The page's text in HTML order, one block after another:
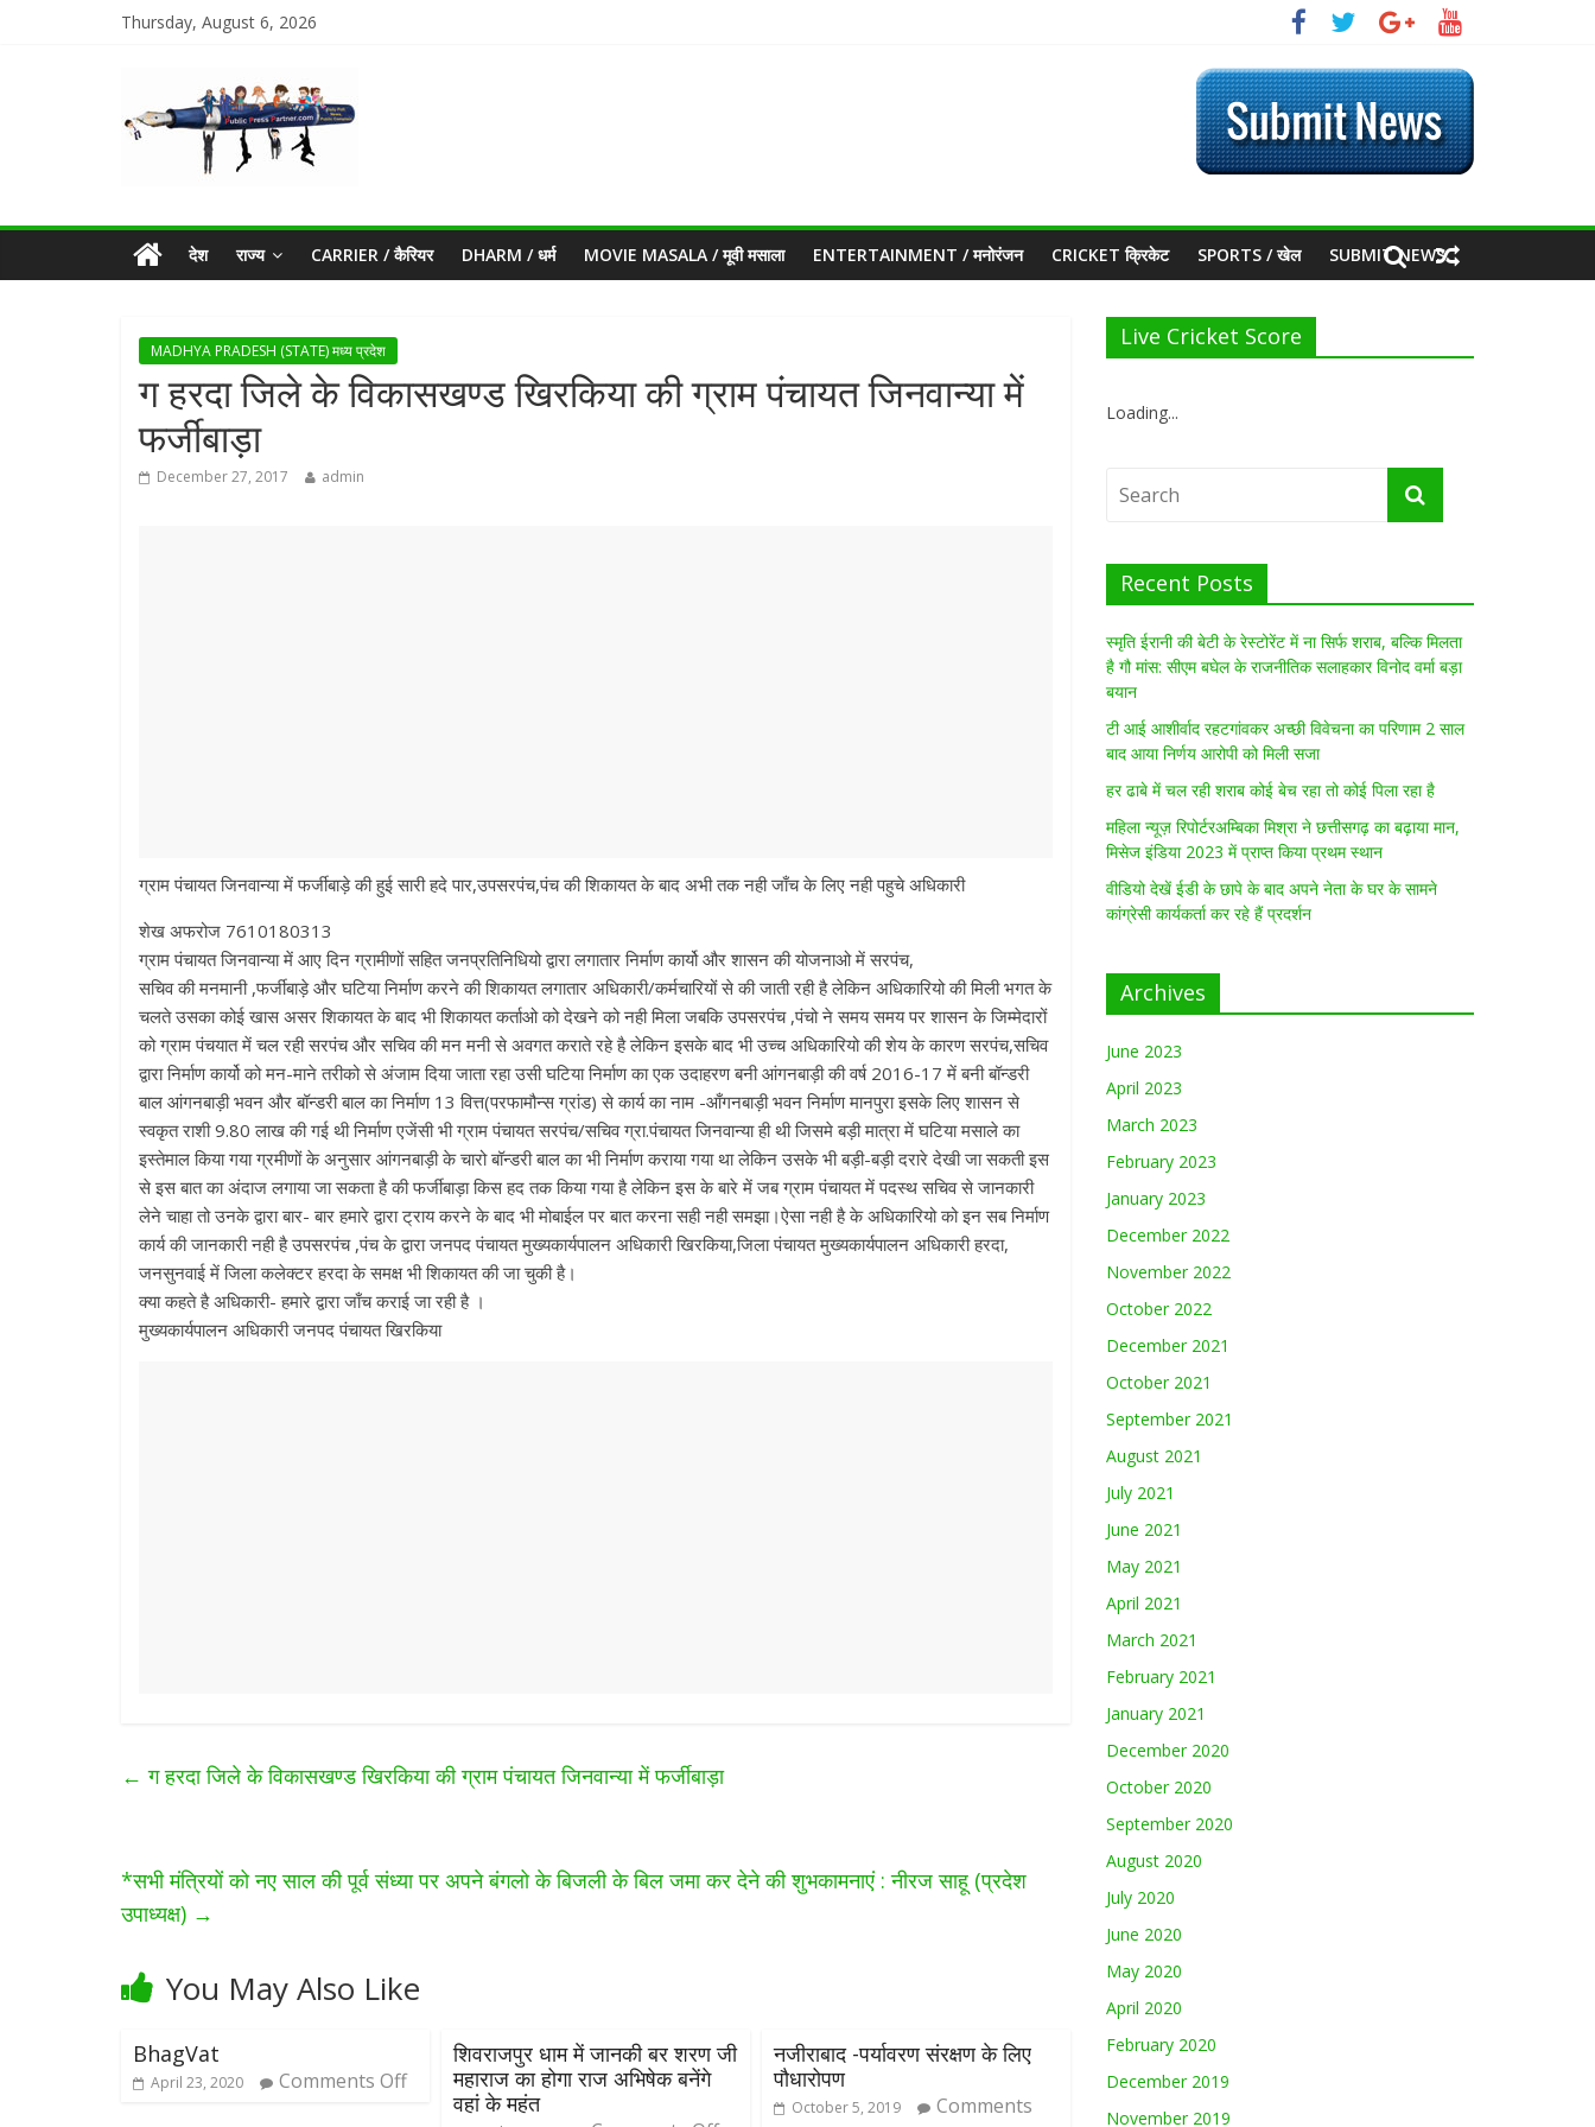
Thursday, August 6, 2026
देश राज्य CARRIER / कैरियर DHARM / धर्म MOVIE MASALA / मूवी मसाला ENTERTAINMENT / मनोरंजन CRICKET क्रिकेट SPORTS / खेल SUBMIT NEWS
MADHYA PRADESH (STATE) मध्य प्रदेश
ग हरदा जिले के विकासखण्ड खिरकिया की ग्राम पंचायत जिनवान्या में
फर्जीबाड़ा
December 27, 2017 admin
ग्राम पंचायत जिनवान्या में फर्जीबाड़े की हुई सारी हदे पार,उपसरपंच,पंच की शिकायत के बाद अभी तक नही जाँच के लिए नही पहुचे अधिकारी
शेख अफरोज 7610180313
ग्राम पंचायत जिनवान्या में आए दिन ग्रामीणों सहित जनप्रतिनिधियो द्वारा लगातार निर्माण कार्यो और शासन की योजनाओ में सरपंच,
सचिव की मनमानी ,फर्जीबाड़े और घटिया निर्माण करने की शिकायत लगातार अधिकारी/कर्मचारियों से की जाती रही है लेकिन अधिकारियो की मिली भगत के
चलते उसका कोई खास असर शिकायत के बाद भी शिकायत कर्ताओ को देखने को नही मिला जबकि उपसरपंच ,पंचो ने समय समय पर शासन के जिम्मेदारों
को ग्राम पंचयात में चल रही सरपंच और सचिव की मन मनी से अवगत कराते रहे है लेकिन इसके बाद भी उच्च अधिकारियो की शेय के कारण सरपंच,सचिव
द्वारा निर्माण कार्यो को मन-माने तरीको से अंजाम दिया जाता रहा उसी घटिया निर्माण का एक उदाहरण बनी आंगनबाड़ी की वर्ष 2016-17 में बनी बॉन्डरी
बाल आंगनबाड़ी भवन और बॉन्डरी बाल का निर्माण 13 वित्त(परफामौन्स ग्रांड) से कार्य का नाम -आँगनबाड़ी भवन निर्माण मानपुरा इसके लिए शासन से
स्वकृत राशी 9.80 लाख की गई थी निर्माण एजेंसी भी ग्राम पंचायत सरपंच/सचिव ग्रा.पंचायत जिनवान्या ही थी जिसमे बड़ी मात्रा में घटिया मसाले का
इस्तेमाल किया गया ग्रमीणों के अनुसार आंगनबाड़ी के चारो बॉन्डरी बाल का भी निर्माण कराया गया था लेकिन उसके भी बड़ी-बड़ी दरारे देखी जा सकती इस
से इस बात का अंदाज लगाया जा सकता है की फर्जीबाड़ा किस हद तक किया गया है लेकिन इस के बारे में जब ग्राम पंचायत में पदस्थ सचिव से जानकारी
लेने चाहा तो उनके द्वारा बार- बार हमारे द्वारा ट्राय करने के बाद भी मोबाईल पर बात करना सही नही समझा।ऐसा नही है के अधिकारियो को इन सब निर्माण
कार्य की जानकारी नही है उपसरपंच ,पंच के द्वारा जनपद पंचायत मुख्यकार्यपालन अधिकारी खिरकिया,जिला पंचायत मुख्यकार्यपालन अधिकारी हरदा,
जनसुनवाई में जिला कलेक्टर हरदा के समक्ष भी शिकायत की जा चुकी है।
क्या कहते है अधिकारी- हमारे द्वारा जाँच कराई जा रही है ।
मुख्यकार्यपालन अधिकारी जनपद पंचायत खिरकिया
← ग हरदा जिले के विकासखण्ड खिरकिया की ग्राम पंचायत जिनवान्या में फर्जीबाड़ा
*सभी मंत्रियों को नए साल की पूर्व संध्या पर अपने बंगलो के बिजली के बिल जमा कर देने की शुभकामनाएं : नीरज साहू (प्रदेश
उपाध्यक्ष) →
You May Also Like
BhagVat
April 23, 2020 Comments Off
शिवराजपुर धाम में जानकी बर शरण जी
महाराज का होगा राज अभिषेक बनेंगे
वहां के महंत
नजीराबाद -पर्यावरण संरक्षण के लिए
पौधारोपण
October 5, 2019
Comments
Live Cricket Score
Loading...
Recent Posts
स्मृति ईरानी की बेटी के रेस्टोरेंट में ना सिर्फ शराब, बल्कि मिलता
है गौ मांस: सीएम बघेल के राजनीतिक सलाहकार विनोद वर्मा बड़ा
बयान
टी आई आशीर्वाद रहटगांवकर अच्छी विवेचना का परिणाम 2 साल
बाद आया निर्णय आरोपी को मिली सजा
हर ढाबे में चल रही शराब कोई बेच रहा तो कोई पिला रहा है
महिला न्यूज़ रिपोर्टरअम्बिका मिश्रा ने छत्तीसगढ़ का बढ़ाया मान,
मिसेज इंडिया 2023 में प्राप्त किया प्रथम स्थान
वीडियो देखें ईडी के छापे के बाद अपने नेता के घर के सामने
कांग्रेसी कार्यकर्ता कर रहे हैं प्रदर्शन
Archives
June 2023
April 2023
March 2023
February 2023
January 2023
December 2022
November 2022
October 2022
December 2021
October 2021
September 2021
August 2021
July 2021
June 2021
May 2021
April 2021
March 2021
February 2021
January 2021
December 2020
October 2020
September 2020
August 2020
July 2020
June 2020
May 2020
April 2020
February 2020
December 2019
November 2019